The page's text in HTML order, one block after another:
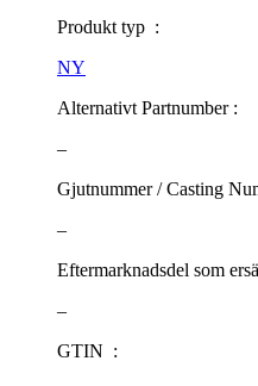
Produkt typ :
NY
Alternativt Partnumber :
–
Gjutnummer / Casting
–
Eftermarknadsdel som
–
GTIN :